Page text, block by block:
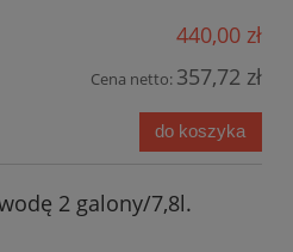
440,00 zł
Cena netto: 357,72 zł
do koszyka
2 galony/7,8l.